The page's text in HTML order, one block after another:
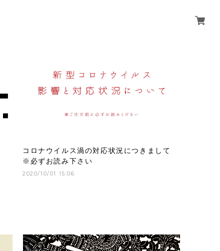
コロナウイルス渦の対応状況につきまして
※必ずお読み下さい
2020/10/01 15:06